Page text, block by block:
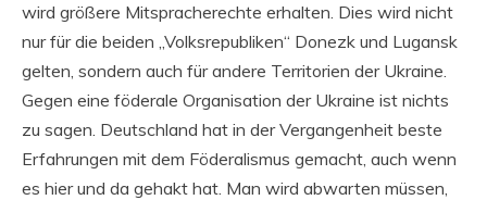
wird größere Mitspracherechte erhalten. Dies wird nicht
nur für die beiden „Volksrepubliken“ Donezk und Lugansk
gelten, sondern auch für andere Territorien der Ukraine.
Gegen eine föderale Organisation der Ukraine ist nichts
zu sagen. Deutschland hat in der Vergangenheit beste
Erfahrungen mit dem Föderalismus gemacht, auch wenn
es hier und da gehakt hat. Man wird abwarten müssen,